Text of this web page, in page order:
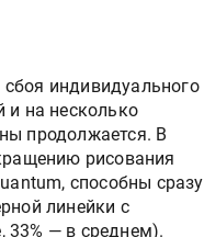
индивидуального
и на несколько
продолжается. В
рисования
способны сразу
линейки с
33% — в среднем).
утилизации»
приглашает за идеями,
и новыми